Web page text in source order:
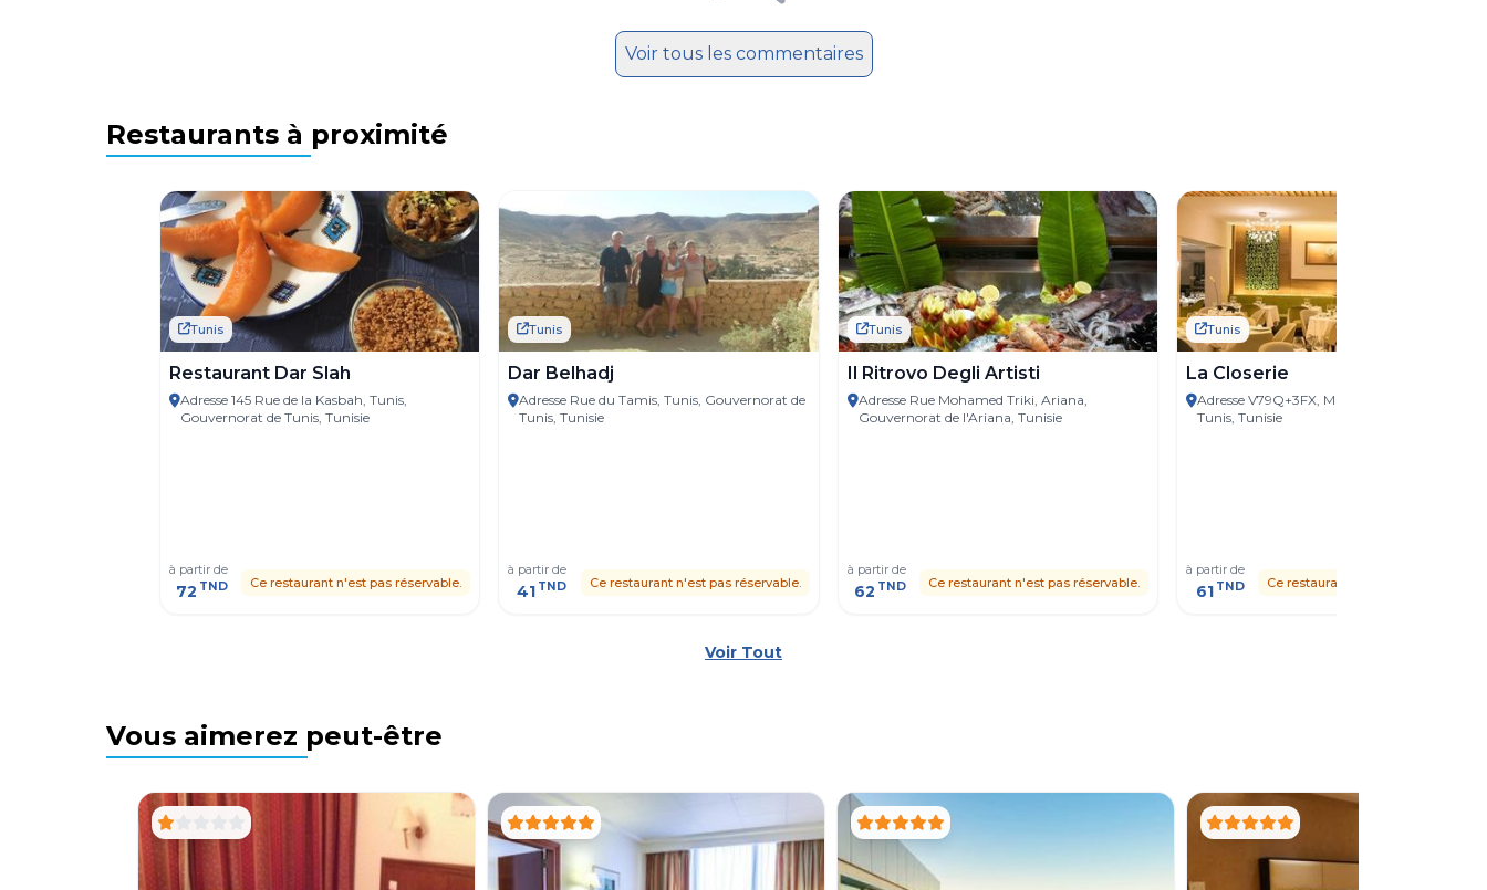
Voir tous les commentaires
Restaurants à proximité
Tunis
Restaurant Dar Slah
Adresse 145 Rue de la Kasbah, Tunis,
Gouvernorat de Tunis, Tunisie
à partir de
72 TND Ce restaurant n'est pas réservable.
Tunis
Dar Belhadj
Adresse Rue du Tamis, Tunis, Gouvernorat de
Tunis, Tunisie
à partir de
41 TND Ce restaurant n'est pas réservable.
Tunis
Il Ritrovo Degli Artisti
Adresse Rue Mohamed Triki, Ariana,
Gouvernorat de l'Ariana, Tunisie
à partir de
62 TND Ce restaurant n'est pas réservable.
Tunis
La Closerie
Adresse V79Q+3FX, Marsa, Gouvernorat de
Tunis, Tunisie
à partir de
61 TND Ce restaurant n'est pas réservable.
Voir Tout
Vous aimerez peut-être